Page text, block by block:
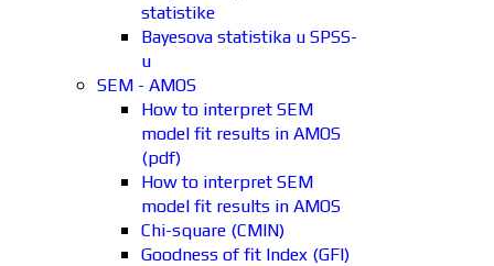
statistike
Bayesova statistika u SPSS-
u
SEM - AMOS
How to interpret SEM
model fit results in AMOS
(pdf)
How to interpret SEM
model fit results in AMOS
Chi-square (CMIN)
Goodness of fit Index (GFI)